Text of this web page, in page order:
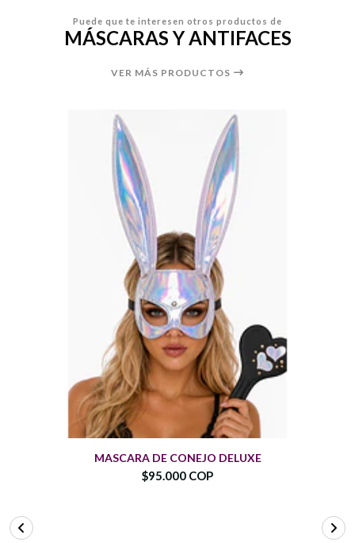
Puede que te interesen otros productos de
MÁSCARAS Y ANTIFACES
VER MÁS PRODUCTOS
MASCARA DE CONEJO DELUXE
$95.000 COP